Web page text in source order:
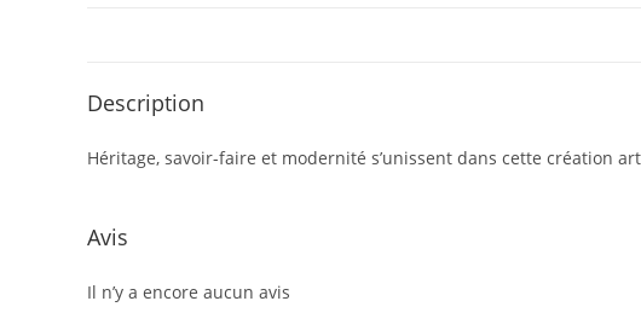
Description
Héritage, savoir-faire et modernité s’unissent dans cette création
Avis
Il n’y a encore aucun avis